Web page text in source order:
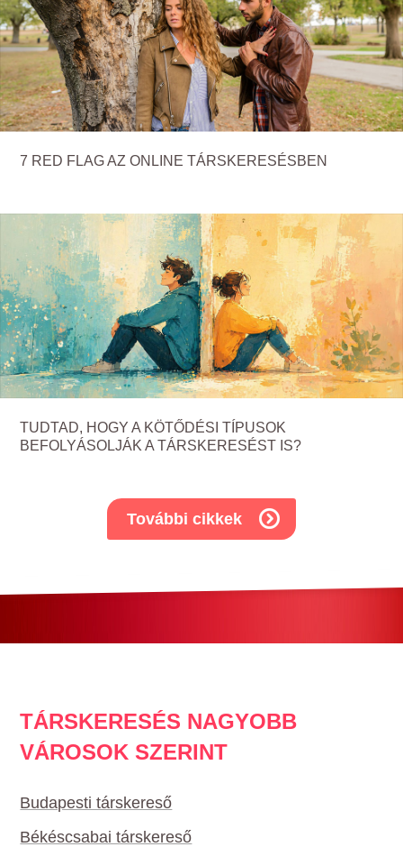
7 RED FLAG AZ ONLINE TÁRSKERESÉSBEN
TUDTAD, HOGY A KÖTŐDÉSI TÍPUSOK
BEFOLYÁSOLJÁK A TÁRSKERESÉST IS?
További cikkek
TÁRSKERESÉS NAGYOBB
VÁROSOK SZERINT
Budapesti társkereső
Békéscsabai társkereső